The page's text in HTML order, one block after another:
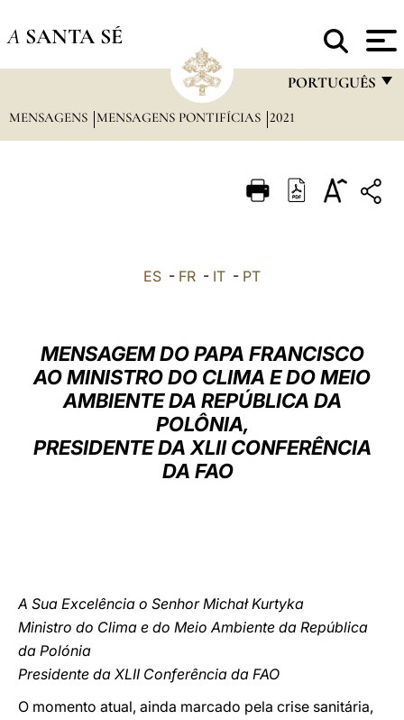
A SANTA SÉ
PORTUGUÊS
FRANÇAIS
ITALIANO
العربيّة
中文
LATINE
MENSAGENS MENSAGENS PONTIFÍCIAS 2021
ES - FR - IT - PT
MENSAGEM DO PAPA FRANCISCO
AO MINISTRO DO CLIMA E DO MEIO
AMBIENTE DA REPÚBLICA DA
POLÔNIA,
PRESIDENTE DA XLII CONFERÊNCIA
DA FAO
A Sua Excelência o Senhor Michał Kurtyka
Ministro do Clima e do Meio Ambiente da República
da Polónia
Presidente da XLII Conferência da FAO
O momento atual, ainda marcado pela crise sanitária,